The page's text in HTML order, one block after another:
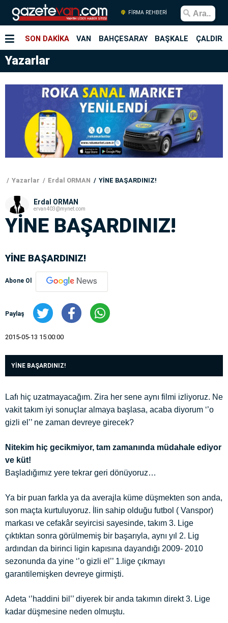
FİRMA REHBERİ
SON DAKİKA VAN BAHÇESARAY BAŞKALE
Yazarlar
Yazarlar Erdal ORMAN YİNE BAŞARDINIZ!
Erdal ORMAN
ervan403@mynet.com
YİNE BAŞARDINIZ!
YİNE BAŞARDINIZ!
Abone Ol
Paylaş
2015-05-13 15:00:00
YİNE BAŞARDINIZ!
Lafı hiç uzatmayacağım. Zira her sene aynı filmi izliyoruz. Ne
vakit takım iyi sonuçlar almaya başlasa, acaba diyorum ‘’o
gizli el’’ ne zaman devreye girecek?
Nitekim hiç gecikmiyor, tam zamanında müdahale ediyor
ve küt!
Başladığımız yere tekrar geri dönüyoruz…
Ya bir puan farkla ya da averajla küme düşmekten son anda,
son maçta kurtuluyoruz. İlin sahip olduğu futbol ( Vanspor)
markası ve cefakâr seyircisi sayesinde, takım 3. Lige
çıktıktan sonra görülmemiş bir başarıyla, aynı yıl 2. Lig
ardından da birinci ligin kapısına dayandığı 2009- 2010
sezonunda da yine ‘’o gizli el’’ 1.lige çıkmayı
garantilemişken devreye girmişti.
Adeta ‘’haddini bil’’ diyerek bir anda takımın direkt 3. Lige
kadar düşmesine neden olmuştu.